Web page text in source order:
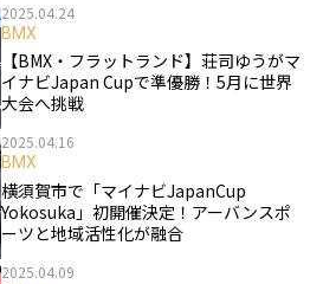
2025.04.24
BMX
【BMX・フラットランド】荘司ゆうがマ
イナビJapan Cupで準優勝！5月に世界
大会へ挑戦
2025.04.16
BMX
横須賀市で「マイナビJapanCup
Yokosuka」初開催決定！アーバンスポ
ーツと地域活性化が融合
2025.04.09